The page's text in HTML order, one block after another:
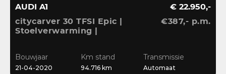
AUDI A1
citycarver 30 TFSI Epic |
Stoelverwarming |
Navi
€ 22.950,-
€387,- p.m.
Bouwjaar
21-04-2020
Km stand
94.716 km
Transmissie
Automaat